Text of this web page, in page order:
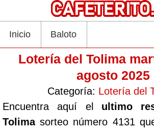
Inicio Baloto
Lotería del Tolima
agosto 2025
Categoría: Lotería del
Encuentra aquí el ultimo
Tolimasorteo número 4131